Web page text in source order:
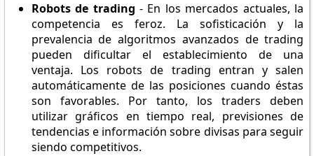
Robots de trading - En los mercados actuales, la
competencia es feroz. La sofisticación y la
prevalencia de algoritmos avanzados de trading
pueden dificultar el establecimiento de una
ventaja. Los robots de trading entran y salen
automáticamente de las posiciones cuando éstas
son favorables. Por tanto, los traders deben
utilizar gráficos en tiempo real, previsiones de
tendencias e información sobre divisas para seguir
siendo competitivos.